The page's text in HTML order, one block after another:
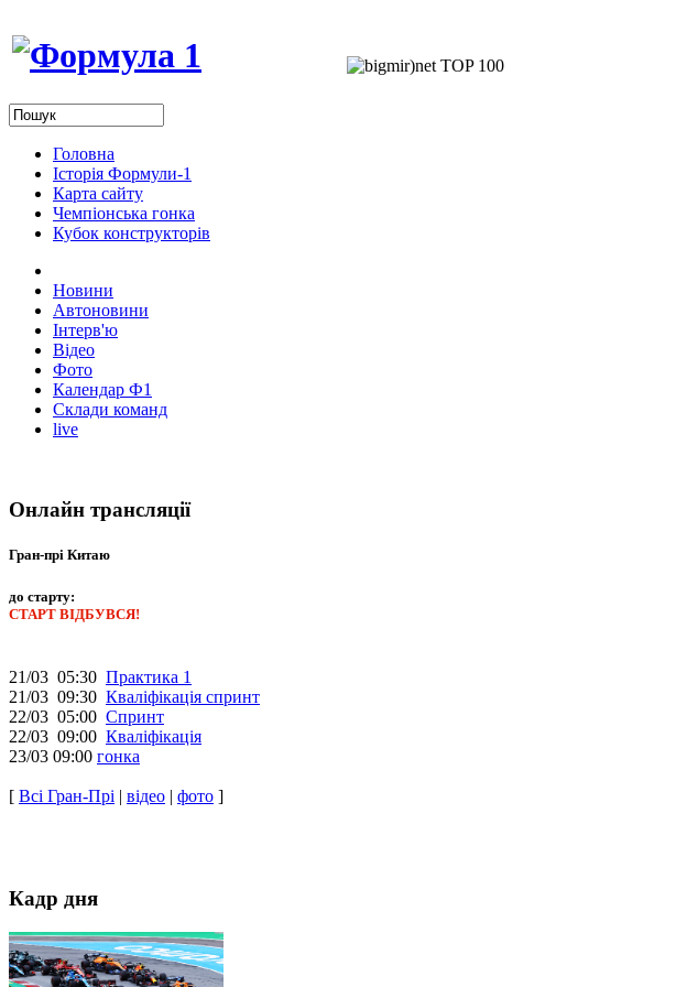
Головна
Історія Формули-1
Карта сайту
Чемпіонська гонка
Кубок конструкторів
Новини
Автоновини
Інтерв'ю
Відео
Фото
Календар Ф1
Склади команд
live
Онлайн трансляції
Гран-прі Китаю
до старту:
СТАРТ ВІДБУВСЯ!
21/03 05:30 Практика 1
21/03 09:30 Кваліфікація спринт
22/03 05:00 Спринт
22/03 09:00 Кваліфікація
23/03 09:00 гонка
[ Всі Гран-Прі | відео | фото ]
Кадр дня